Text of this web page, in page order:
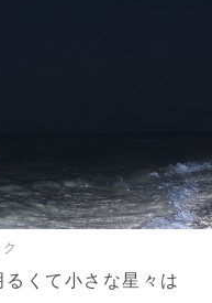
くて小さな星々は